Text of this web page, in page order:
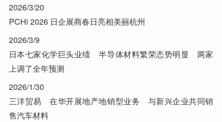
2026/3/20
PCHi 2026 日企展商春日亮相美丽杭州
2026/3/9
日本七家化学巨头业绩 半导体材料繁荣态势明显 两家
上调了全年预测
2026/1/30
三洋贸易 在华开展地产地销型业务 与新兴企业共同销
售汽车材料